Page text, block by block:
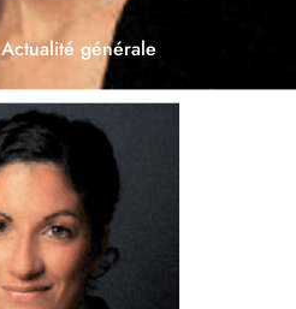
Actualité générale